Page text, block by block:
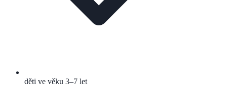
děti ve věku 3–7 let